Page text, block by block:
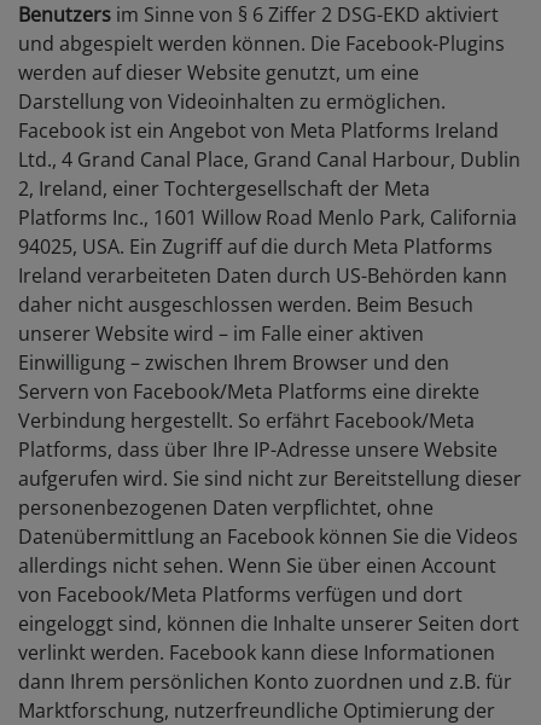
Benutzers im Sinne von § 6 Ziffer 2 DSG-EKD aktiviert
und abgespielt werden können. Die Facebook-Plugins
werden auf dieser Website genutzt, um eine
Darstellung von Videoinhalten zu ermöglichen.
Facebook ist ein Angebot von Meta Platforms Ireland
Ltd., 4 Grand Canal Place, Grand Canal Harbour, Dublin
2, Ireland, einer Tochtergesellschaft der Meta
Platforms Inc., 1601 Willow Road Menlo Park, California
94025, USA. Ein Zugriff auf die durch Meta Platforms
Ireland verarbeiteten Daten durch US-Behörden kann
daher nicht ausgeschlossen werden. Beim Besuch
unserer Website wird – im Falle einer aktiven
Einwilligung – zwischen Ihrem Browser und den
Servern von Facebook/Meta Platforms eine direkte
Verbindung hergestellt. So erfährt Facebook/Meta
Platforms, dass über Ihre IP-Adresse unsere Website
aufgerufen wird. Sie sind nicht zur Bereitstellung dieser
personenbezogenen Daten verpflichtet, ohne
Datenübermittlung an Facebook können Sie die Videos
allerdings nicht sehen. Wenn Sie über einen Account
von Facebook/Meta Platforms verfügen und dort
eingeloggt sind, können die Inhalte unserer Seiten dort
verlinkt werden. Facebook kann diese Informationen
dann Ihrem persönlichen Konto zuordnen und z.B. für
Marktforschung, nutzerfreundliche Optimierung der